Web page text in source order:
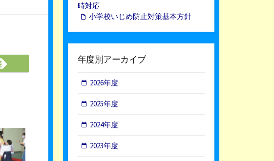
Feedly
で
時対応
小学校いじめ防止対策基本方針
年度別アーカイブ
2026年度
2025年度
2024年度
2023年度